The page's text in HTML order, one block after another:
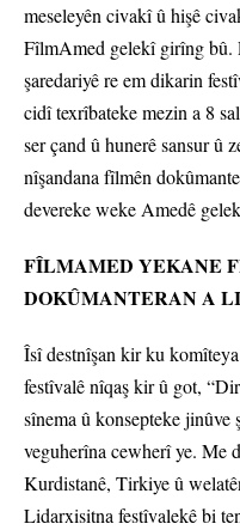
meseleyên civakî û hişê
FîlmAmed gelekî girîng bû.
şaredariyê re em dikarin
cidî texrîbateke mezin a 8
ser çand û hunerê sansur û
nîşandana fîlmên
devereke weke Amedê
FÎLMAMED YEKANE
DOKÛMANTERAN A
Îsî destnîşan kir ku
festîvalê nîqaş kir û got,
sînema û konsepteke
veguherîna cewherî ye. Me
Kurdistanê, Tirkiye û
Lidarxisitna festîvalekê bi